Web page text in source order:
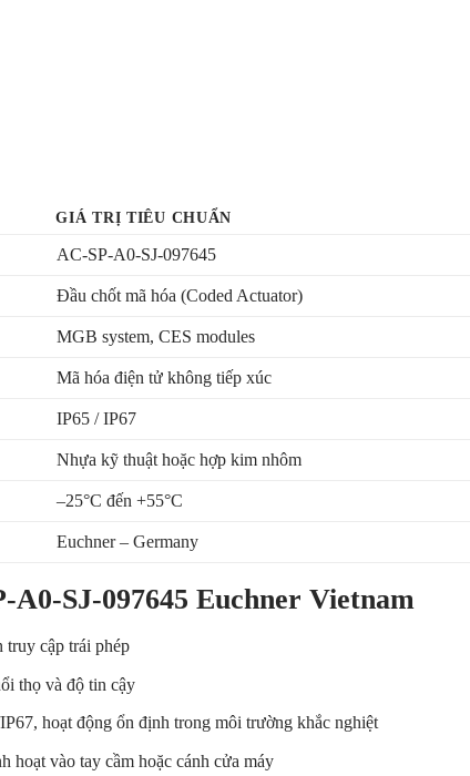
GIÁ TRỊ TIÊU CHUẨN
AC-SP-A0-SJ-097645
Đầu chốt mã hóa (Coded Actuator)
MGB system, CES modules
Mã hóa điện tử không tiếp xúc
IP65 / IP67
Nhựa kỹ thuật hoặc hợp kim nhôm
–25°C đến +55°C
Euchner – Germany
SJ-097645 Euchner Vietnam
truy cập trái phép
thọ và độ tin cậy
hoạt động ổn định trong môi trường khắc nghiệt
hoạt vào tay cầm hoặc cánh cửa máy